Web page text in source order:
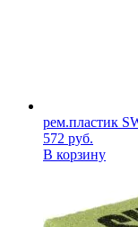
рем.пластик
572 руб.
В корзину